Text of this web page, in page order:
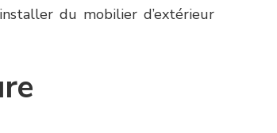
du mobilier d’extérieur